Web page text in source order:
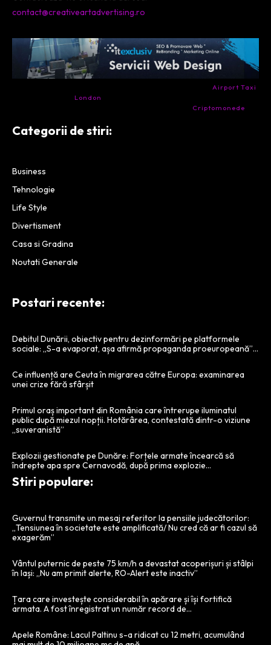
contact@creativeartadvertising.ro
Airport Taxi
London
Criptomonede
Categorii de stiri:
Business
Tehnologie
Life Style
Divertisment
Casa si Gradina
Noutati Generale
Postari recente:
Debitul Dunării, obiectiv pentru dezinformări pe platformele
sociale: „S-a evaporat, așa afirmă propaganda proeuropeană”…
Ce influență are Ceuta în migrarea către Europa: examinarea
unei crize fără sfârșit
Primul oraș important din România care întrerupe iluminatul
public după miezul nopții. Hotărârea, contestată dintr-o viziune
„suveranistă”
Explozii gestionate pe Dunăre: Forțele armate încearcă să
îndrepte apa spre Cernavodă, după prima explozie…
Stiri populare:
Guvernul transmite un mesaj referitor la pensiile judecătorilor:
„Tensiunea în societate este amplificată/ Nu cred că ar fi cazul să
exagerăm”
Vântul puternic de peste 75 km/h a devastat acoperișuri și stâlpi
în Iași: „Nu am primit alerte, RO-Alert este inactiv”
Țara care investește considerabil în apărare și își fortifică
armata. A fost înregistrat un număr record de…
Apele Române: Lacul Paltinu s-a ridicat cu 12 metri, acumulând